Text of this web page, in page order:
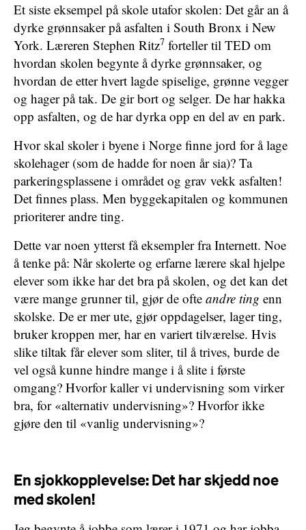
Et siste eksempel på skole utafor skolen: Det går an å
dyrke grønnsaker på asfalten i South Bronx i New
York. Læreren Stephen Ritz7 forteller til TED om
hvordan skolen begynte å dyrke grønnsaker, og
hvordan de etter hvert lagde spiselige, grønne vegger
og hager på tak. De gir bort og selger. De har hakka
opp asfalten, og de har dyrka opp en del av en park.
Hvor skal skoler i byene i Norge finne jord for å lage
skolehager (som de hadde for noen år sia)? Ta
parkeringsplassene i området og grav vekk asfalten!
Det finnes plass. Men byggekapitalen og kommunen
prioriterer andre ting.
Dette var noen ytterst få eksempler fra Internett. Noe
å tenke på: Når skolerte og erfarne lærere skal hjelpe
elever som ikke har det bra på skolen, og det kan det
være mange grunner til, gjør de ofte andre ting enn
skolske. De er mer ute, gjør oppdagelser, lager ting,
bruker kroppen mer, har en variert tilværelse. Hvis
slike tiltak får elever som sliter, til å trives, burde de
vel også kunne hindre mange i å slite i første
omgang? Hvorfor kaller vi undervisning som virker
bra, for «alternativ undervisning»? Hvorfor ikke
gjøre den til «vanlig undervisning»?
En sjokkopplevelse: Det har skjedd noe
med skolen!